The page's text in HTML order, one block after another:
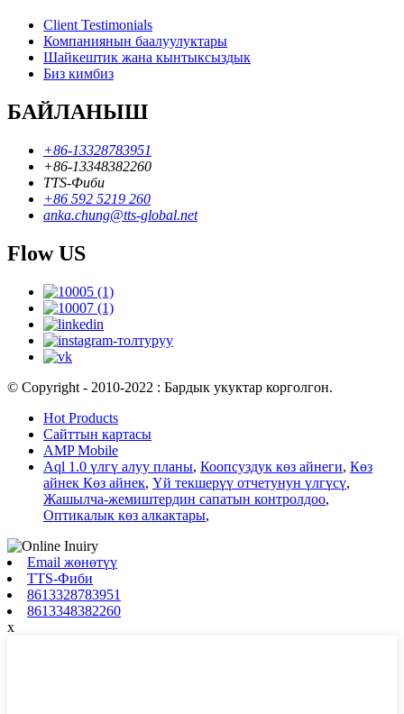
Client Testimonials
Компаниянын баалуулуктары
Шайкештик жана кынтыксыздык
Биз кимбиз
БАЙЛАНЫШ
+86-13328783951
+86-13348382260
TTS-Фиби
+86 592 5219 260
anka.chung@tts-global.net
Flow US
© Copyright - 2010-2022 : Бардык укуктар корголгон.
Hot Products
Сайттын картасы
AMP Mobile
Aql 1.0 үлгү алуу планы, Коопсуздук көз айнеги, Көз
айнек Көз айнек, Үй текшерүү отчетунун үлгүсү,
Жашылча-жемиштердин сапатын контролдоо,
Оптикалык көз алкактары,
Email жөнөтүү
TTS-Фиби
8613328783951
8613348382260
x